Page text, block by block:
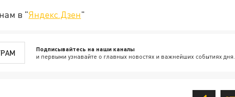
в "Яндекс.Дзен"
Подписывайтесь на наши каналы
и первыми узнавайте о главных новостях и важнейших событиях дня.